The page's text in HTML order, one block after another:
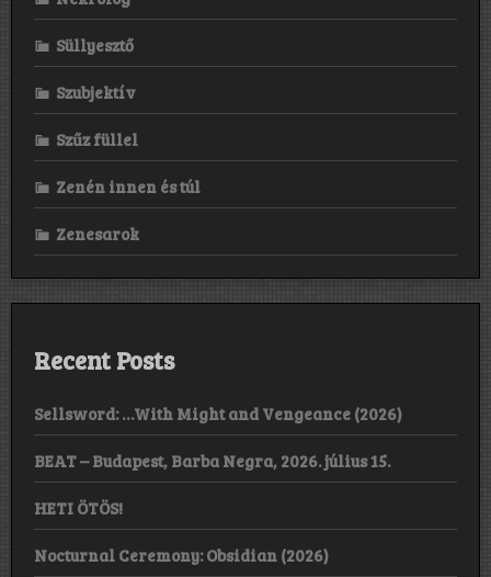
Süllyesztő
Szubjektív
Szűz füllel
Zenén innen és túl
Zenesarok
Recent Posts
Sellsword: …With Might and Vengeance (2026)
BEAT – Budapest, Barba Negra, 2026. július 15.
HETI ÖTÖS!
Nocturnal Ceremony: Obsidian (2026)